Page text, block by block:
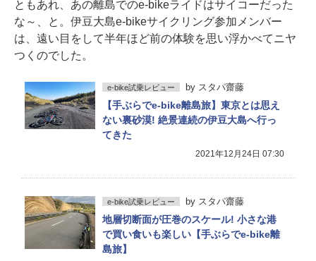
ともあれ、あの離島でのe-bikeライドはサイコーだった
な～、と。伊豆大島e-bikeサイクリング参加メンバー
は、遠い目をして半年ほど前の体験を思い浮かべてニヤ
つくのでした。
e-bike試乗レビュー by スタパ齋藤
【手ぶらでe-bike離島旅】東京とは思え
ない裏砂漠! 絶景連続の伊豆大島へ行っ
てきた
2021年12月24日 07:30
e-bike試乗レビュー by スタパ齋藤
地層切断面が圧巻のスケール! 小さな港
で買い食いも楽しい【手ぶらでe-bike離
島旅】